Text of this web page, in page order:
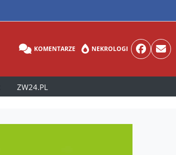
KOMENTARZE NEKROLOGI
ZW24.PL